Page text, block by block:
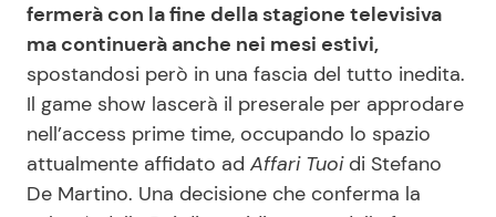
Viaggi e Turismo
Festività
Ricette Feste
Ricette per Bambini
fermerà con la fine della stagione televisiva
ma continuerà anche nei mesi estivi,
spostandosi però in una fascia del tutto inedita.
Il game show lascerà il preserale per approdare
nell’access prime time, occupando lo spazio
attualmente affidato ad Affari Tuoidi Stefano
De Martino. Una decisione che conferma la